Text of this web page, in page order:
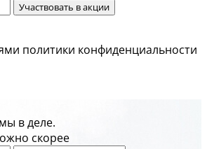
Участвовать в акции
политики конфиденциальности
в деле.
скорее